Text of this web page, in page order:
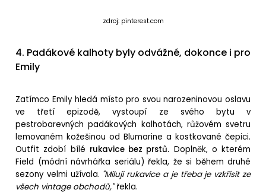
zdroj: pinterest.com
4. Padákové kalhoty byly odvážné, dokonce i pro
Emily
Zatímco Emily hledá místo pro svou narozeninovou oslavu
ve třetí epizodě, vystoupí ze svého bytu v
pestrobarevných padákových kalhotách, růžovém svetru
lemovaném kožešinou od Blumarine a kostkované čepici.
Outfit zdobí bílé rukavice bez prstů. Doplněk, o kterém
Field (módní návrhářka seriálu) řekla, že si během druhé
sezony velmi užívala. "Miluji rukavice a je třeba je vzkřísit ze
všech vintage obchodů,"řekla.